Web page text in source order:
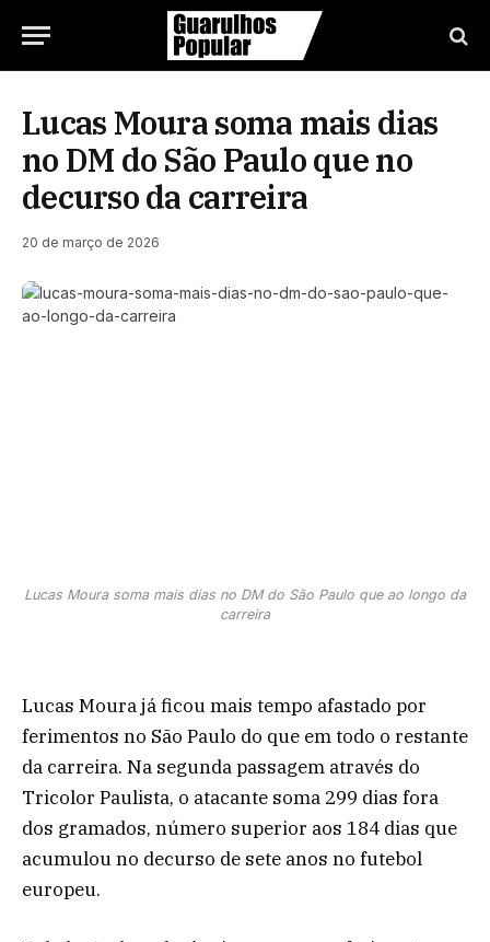
Lucas Moura soma mais dias
no DM do São Paulo que no
decurso da carreira
20 de março de 2026
Lucas Moura soma mais dias no DM do São Paulo que ao longo da
carreira
Lucas Moura já ficou mais tempo afastado por
ferimentos no São Paulo do que em todo o restante
da carreira. Na segunda passagem através do
Tricolor Paulista, o atacante soma 299 dias fora
dos gramados, número superior aos 184 dias que
acumulou no decurso de sete anos no futebol
europeu.